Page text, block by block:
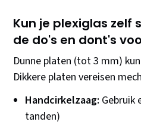
Kun je plexiglas zelf
de do's en dont's
Dunne platen (tot 3 mm)
Dikkere platen vereisen
Handcirkelzaag: Gebruik
tanden)